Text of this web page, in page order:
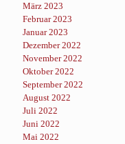
März 2023
Februar 2023
Januar 2023
Dezember 2022
November 2022
Oktober 2022
September 2022
August 2022
Juli 2022
Juni 2022
Mai 2022